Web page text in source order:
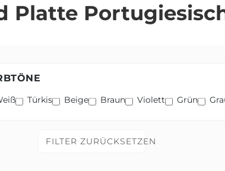
Platte
Türkis Beige Braun Violett Grün
FILTER ZURÜCKSETZEN